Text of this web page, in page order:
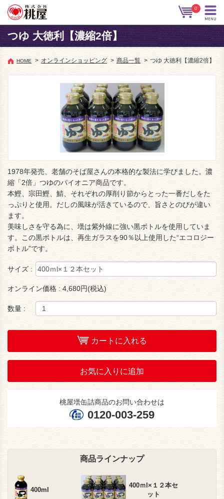
0
つゆ 大徳利【濃縮2倍】
HOME > オンラインショッピング > 商品一覧 > つゆ 大徳利【濃縮2倍】
1978年発売、老舗のそば屋さんの本格的な製法に学びました。濃
縮「2倍」つゆのパイオニア商品です。
本鰹、宗田鰹、鯖、それぞれの厚削り節からとった一番だしをた
っぷりと使用。だしの風味が活きているので、旨さとのびが違い
ます。
美味しさを守る為に、壜は紫外線に強い黒ボトルを使用していま
す。この黒ボトルは、再生ガラスを90％以上使用した“エコロジー
ボトル”です。
サイズ :
オンライン価格 : 4,680円(税込)
数量 :
カートに入れる
お気に入りに追加
桃屋壜缶詰商品のお問い合わせは
0120-003-259
商品ラインナップ
400ml
400ｍl×１２本セ
ット